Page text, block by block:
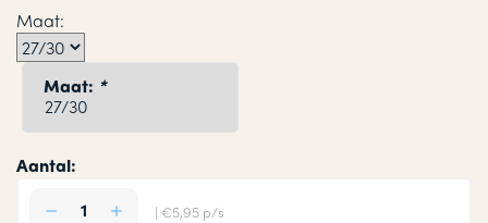
Maat:
Maat: *
Aantal:
| €5,95 p/s